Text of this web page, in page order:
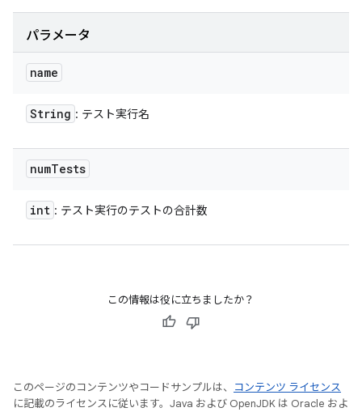
パラメータ
name
String : テスト実行名
numTests
int : テスト実行のテストの合計数
この情報は役に立ちましたか？
このページのコンテンツやコードサンプルは、
コンテンツ ライセンス
に記載のライセンスに従います。Java および OpenJDK は Oracle およ